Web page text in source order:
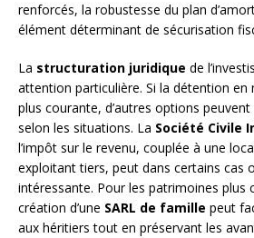
renforcés, la robustesse du plan
élément déterminant de sécurisation
La structuration juridique de
attention particulière. Si la détention en
plus courante, d’autres options peuvent
selon les situations. La Société Civile
l’impôt sur le revenu, couplée à une
exploitant tiers, peut dans certains cas
intéressante. Pour les patrimoines plus
création d’une SARL de famille peut
aux héritiers tout en préservant les